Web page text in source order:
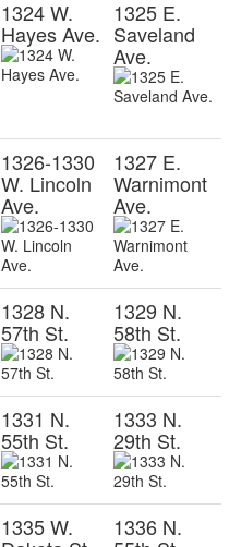
1324 W.
Hayes Ave.
1325 E.
Saveland
Ave.
1326-1330
W. Lincoln
Ave.
1327 E.
Warnimont
Ave.
1328 N.
57th St.
1329 N.
58th St.
1331 N.
55th St.
1333 N.
29th St.
1335 W. 1336 N.